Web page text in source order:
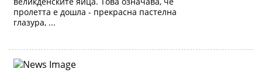
пролетта е дошла - прекрасна пастелна
глазура, ...